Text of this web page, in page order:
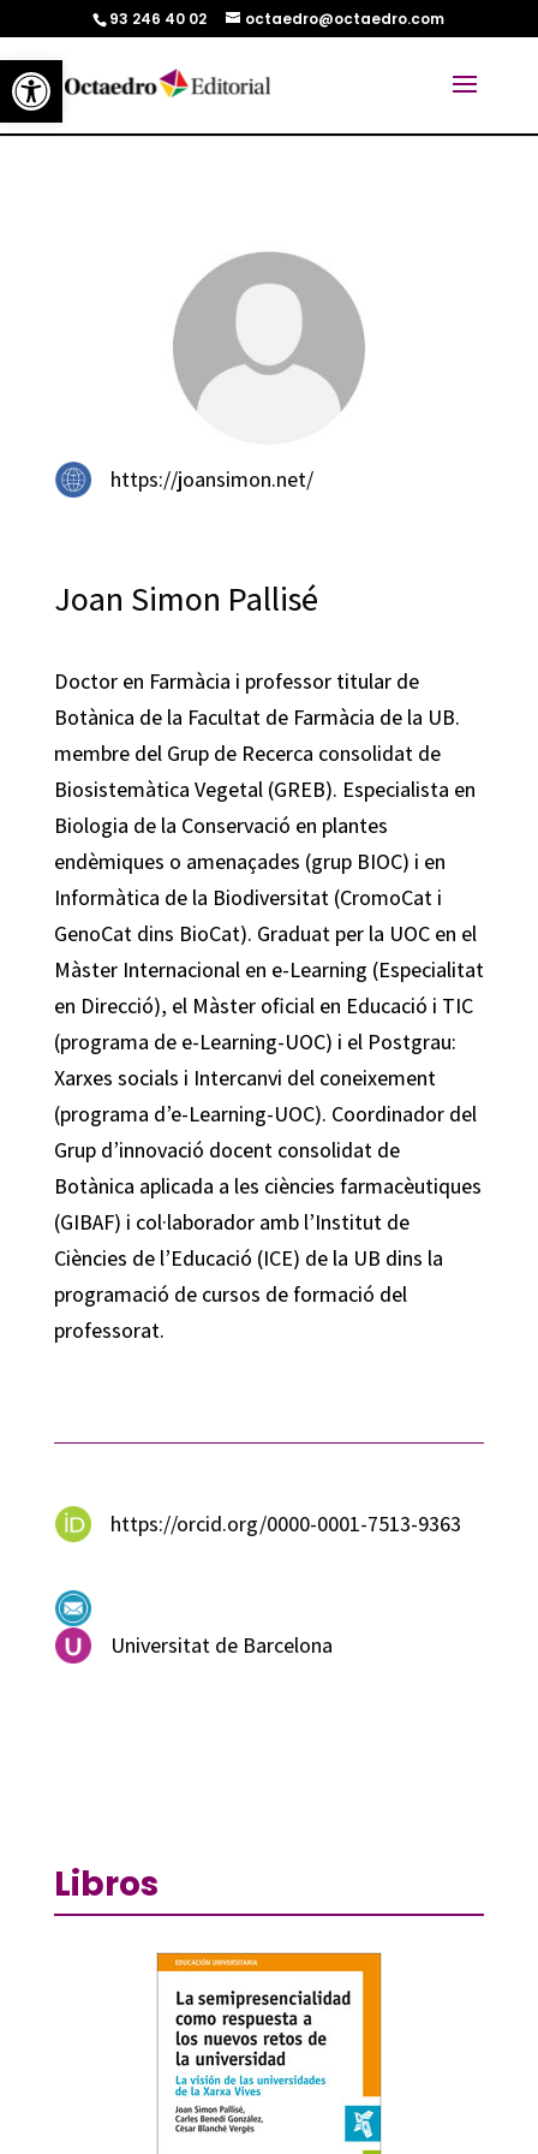
Abrir barra de herramientas
93 246 40 02 octaedro@octaedro.com
https://joansimon.net/
Joan Simon Pallisé
Doctor en Farmàcia i professor titular de
Botànica de la Facultat de Farmàcia de la UB.
membre del Grup de Recerca consolidat de
Biosistemàtica Vegetal (GREB). Especialista en
Biologia de la Conservació en plantes
endèmiques o amenaçades (grup BIOC) i en
Informàtica de la Biodiversitat (CromoCat i
GenoCat dins BioCat). Graduat per la UOC en el
Màster Internacional en e-Learning (Especialitat
en Direcció), el Màster oficial en Educació i TIC
(programa de e-Learning-UOC) i el Postgrau:
Xarxes socials i Intercanvi del coneixement
(programa d’e-Learning-UOC). Coordinador del
Grup d’innovació docent consolidat de
Botànica aplicada a les ciències farmacèutiques
(GIBAF) i col·laborador amb l’Institut de
Ciències de l’Educació (ICE) de la UB dins la
programació de cursos de formació del
professorat.
https://orcid.org/0000-0001-7513-9363
Universitat de Barcelona
Libros